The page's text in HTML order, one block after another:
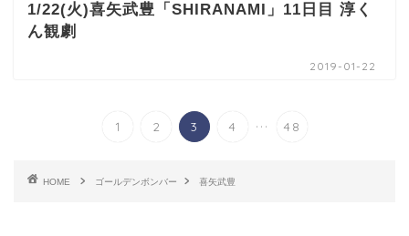
1/22(火)喜矢武豊「SHIRANAMI」11日目 淳く
ん観劇
2019-01-22
1 2 3 4 ... 48
HOME ゴールデンボンバー 喜矢武豊